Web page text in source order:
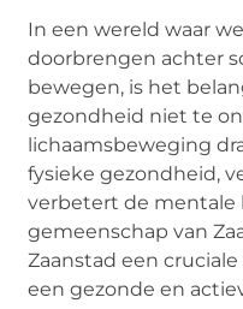
In een wereld waar
doorbrengen achter
bewegen, is het
gezondheid niet te
lichaamsbeweging
fysieke gezondheid,
verbetert de mentale
gemeenschap van
Zaanstad een
een gezonde en